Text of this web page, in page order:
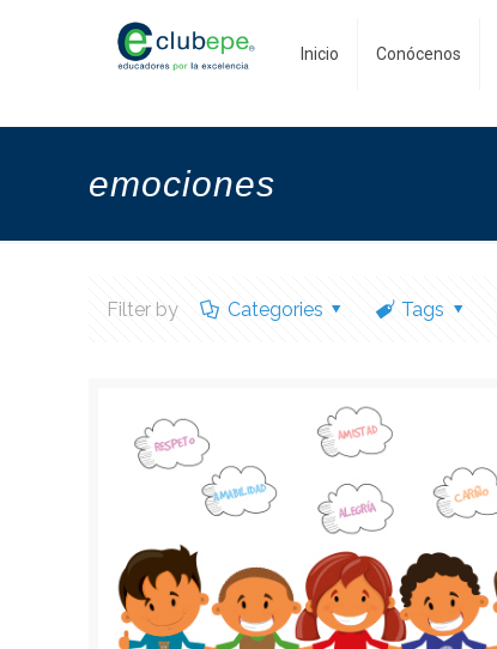
Inicio Conócenos
emociones
Filter by Categories Tags